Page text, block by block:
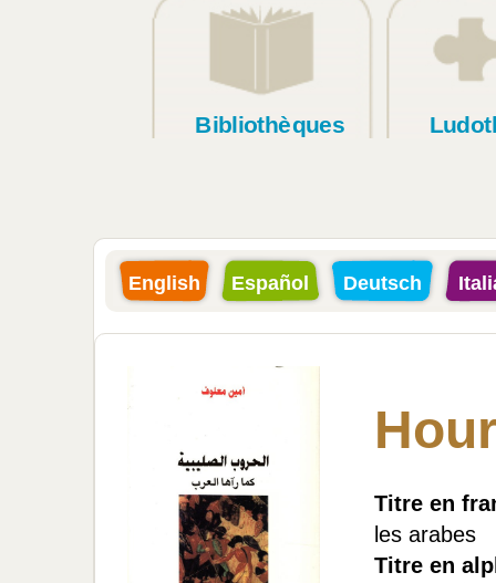
Bibliothèques
English Español Deutsch
Titre en
les arabes
Titre en